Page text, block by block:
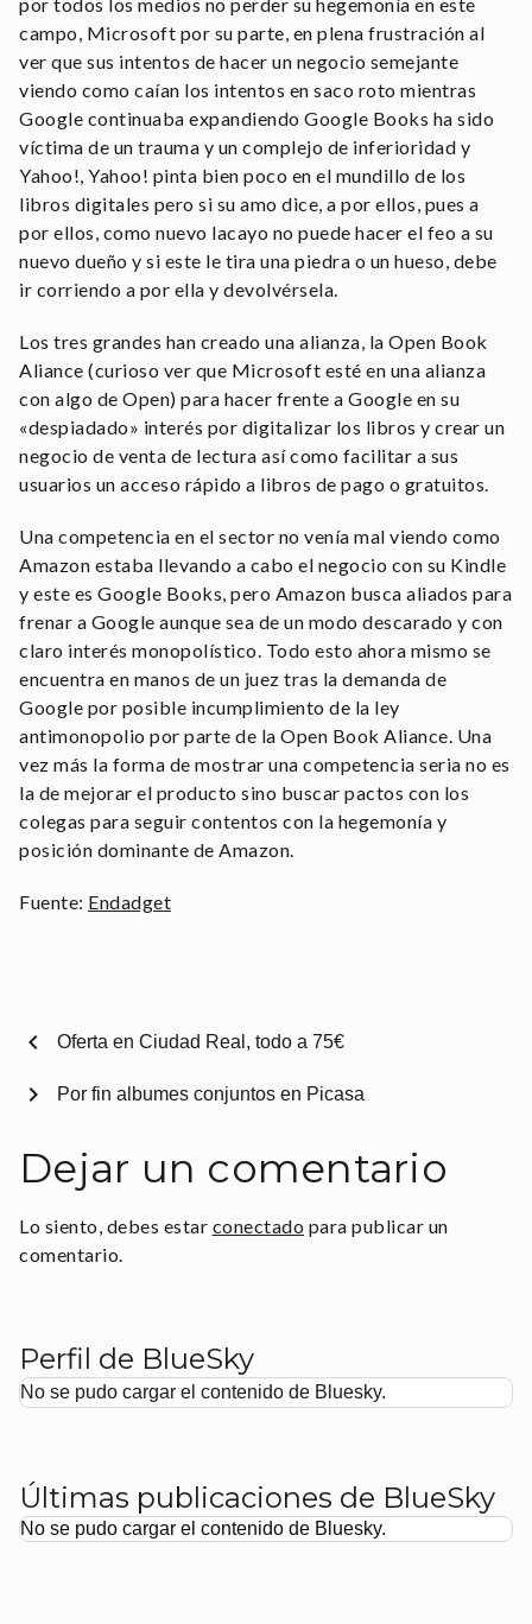
campo, Microsoft por su parte, en plena frustración al
ver que sus intentos de hacer un negocio semejante
viendo como caían los intentos en saco roto mientras
Google continuaba expandiendo Google Books ha sido
víctima de un trauma y un complejo de inferioridad y
Yahoo!, Yahoo! pinta bien poco en el mundillo de los
libros digitales pero si su amo dice, a por ellos, pues a
por ellos, como nuevo lacayo no puede hacer el feo a su
nuevo dueño y si este le tira una piedra o un hueso, debe
ir corriendo a por ella y devolvérsela.
Los tres grandes han creado una alianza, la Open Book
Aliance (curioso ver que Microsoft esté en una alianza
con algo de Open) para hacer frente a Google en su
«despiadado» interés por digitalizar los libros y crear un
negocio de venta de lectura así como facilitar a sus
usuarios un acceso rápido a libros de pago o gratuitos.
Una competencia en el sector no venía mal viendo como
Amazon estaba llevando a cabo el negocio con su Kindle
y este es Google Books, pero Amazon busca aliados para
frenar a Google aunque sea de un modo descarado y con
claro interés monopolístico. Todo esto ahora mismo se
encuentra en manos de un juez tras la demanda de
Google por posible incumplimiento de la ley
antimonopolio por parte de la Open Book Aliance. Una
vez más la forma de mostrar una competencia seria no es
la de mejorar el producto sino buscar pactos con los
colegas para seguir contentos con la hegemonía y
posición dominante de Amazon.
Fuente: Endadget
chevron_left Oferta en Ciudad Real, todo a 75€
Por fin albumes conjuntos en Picasa
chevron_right
Dejar un comentario
Lo siento, debes estar conectado para publicar un
comentario.
Perfil de BlueSky
No se pudo cargar el contenido de Bluesky.
Últimas publicaciones de BlueSky
No se pudo cargar el contenido de Bluesky.